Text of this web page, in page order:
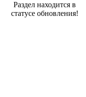
Раздел находится в
статусе обновления!